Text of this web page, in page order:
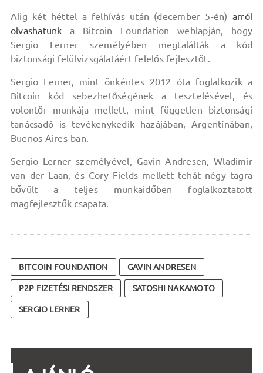
Alig két héttel a felhívás után (december 5-én) arról
olvashatunk a Bitcoin Foundation weblapján, hogy
Sergio Lerner személyében megtalálták a kód
biztonsági felülvizsgálatáért felelős fejlesztőt.
Sergio Lerner, mint önkéntes 2012 óta foglalkozik a
Bitcoin kód sebezhetőségének a tesztelésével, és
volontőr munkája mellett, mint független biztonsági
tanácsadó is tevékenykedik hazájában, Argentínában,
Buenos Aires-ban.
Sergio Lerner személyével, Gavin Andresen, Wladimir
van der Laan, és Cory Fields mellett tehát négy tagra
bővült a teljes munkaidőben foglalkoztatott
magfejlesztők csapata.
BITCOIN FOUNDATION GAVIN ANDRESEN
P2P FIZETÉSI RENDSZER SATOSHI NAKAMOTO
SERGIO LERNER